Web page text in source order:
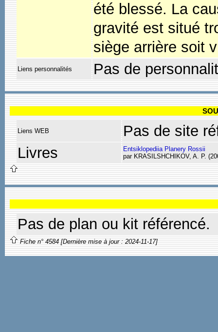
été blessé. La
gravité est situé
siège arrière soit
Liens personnalités Pas de
Liens WEB
Pas de site
Livres
Entsiklopediia Planery Rossii
par KRASILSHCHIKOV, A. P.
Pas de plan ou kit référencé.
Fiche n° 4584 [Dernière mise à jour : 2024-11-17]